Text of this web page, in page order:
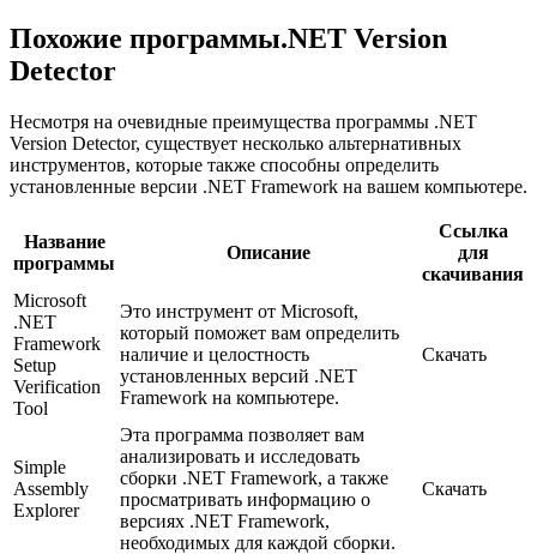
Похожие программы.NET Version
Detector
Несмотря на очевидные преимущества программы .NET
Version Detector, существует несколько альтернативных
инструментов, которые также способны определить
установленные версии .NET Framework на вашем компьютере.
Название
программы
Описание
Ссылка
для
скачивания
Microsoft
.NET
Framework
Setup
Verification
Tool
Это инструмент от Microsoft,
который поможет вам определить
наличие и целостность
установленных версий .NET
Framework на компьютере.
Скачать
Simple
Assembly
Explorer
Эта программа позволяет вам
анализировать и исследовать
сборки .NET Framework, а также
просматривать информацию о
версиях .NET Framework,
необходимых для каждой сборки.
Скачать